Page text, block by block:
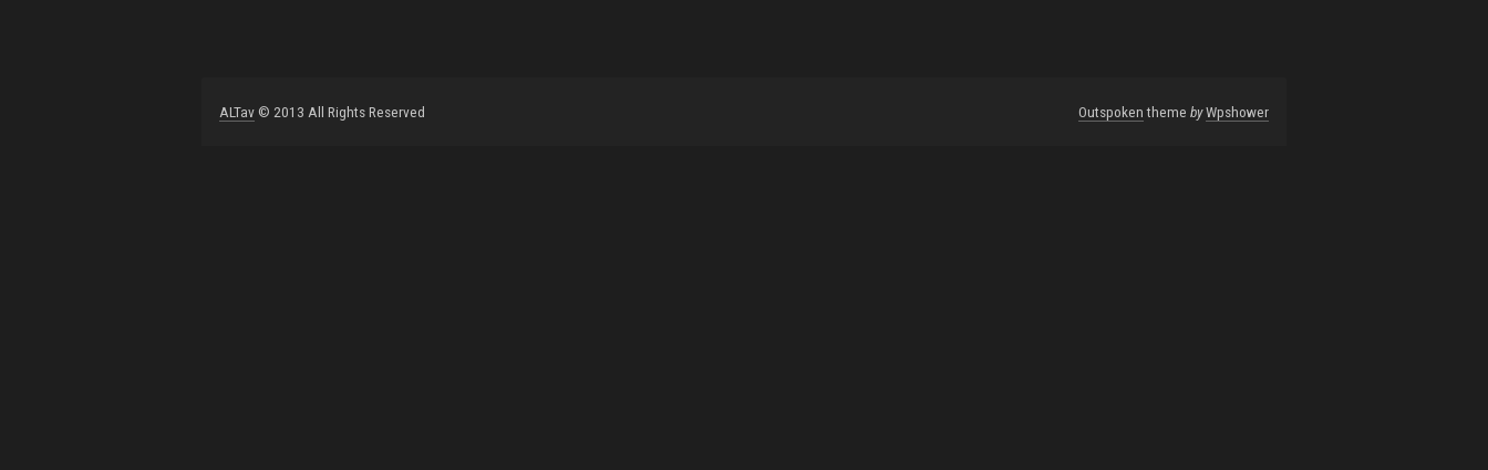
ALTav© 2013 All Rights Reserved OutspokenthemebyWpshower